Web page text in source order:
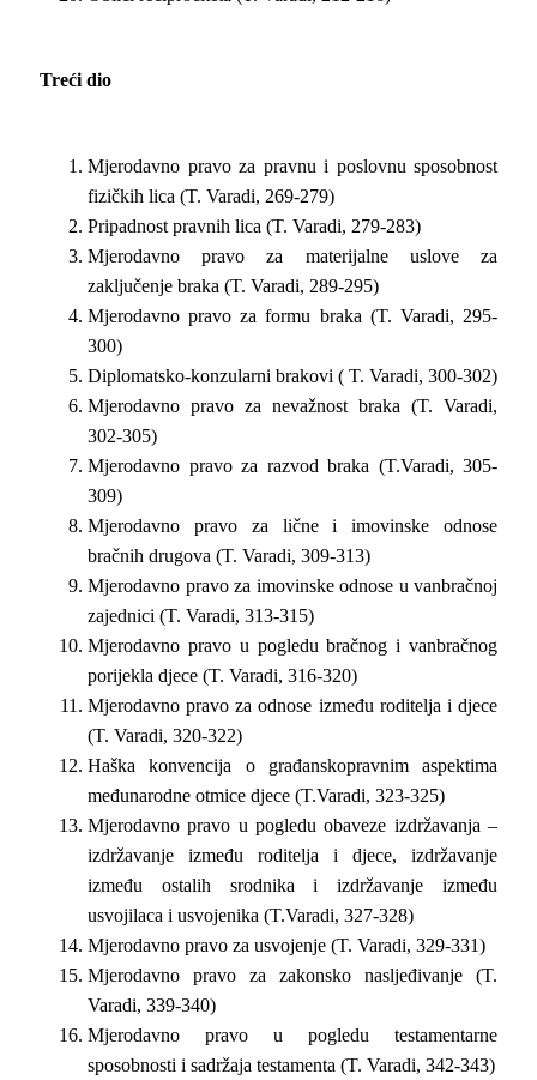
Treći dio
Mjerodavno pravo za pravnu i poslovnu sposobnost
fizičkih lica (T. Varadi, 269-279)
Pripadnost pravnih lica (T. Varadi, 279-283)
Mjerodavno pravo za materijalne uslove za
zaključenje braka (T. Varadi, 289-295)
Mjerodavno pravo za formu braka (T. Varadi, 295-
300)
Diplomatsko-konzularni brakovi ( T. Varadi, 300-302)
Mjerodavno pravo za nevažnost braka (T. Varadi,
302-305)
Mjerodavno pravo za razvod braka (T.Varadi, 305-
309)
Mjerodavno pravo za lične i imovinske odnose
bračnih drugova (T. Varadi, 309-313)
Mjerodavno pravo za imovinske odnose u vanbračnoj
zajednici (T. Varadi, 313-315)
Mjerodavno pravo u pogledu bračnog i vanbračnog
porijekla djece (T. Varadi, 316-320)
Mjerodavno pravo za odnose između roditelja i djece
(T. Varadi, 320-322)
Haška konvencija o građanskopravnim aspektima
međunarodne otmice djece (T.Varadi, 323-325)
Mjerodavno pravo u pogledu obaveze izdržavanja –
izdržavanje između roditelja i djece, izdržavanje
između ostalih srodnika i izdržavanje između
usvojilaca i usvojenika (T.Varadi, 327-328)
Mjerodavno pravo za usvojenje (T. Varadi, 329-331)
Mjerodavno pravo za zakonsko nasljeđivanje (T.
Varadi, 339-340)
Mjerodavno pravo u pogledu testamentarne
sposobnosti i sadržaja testamenta (T. Varadi, 342-343)